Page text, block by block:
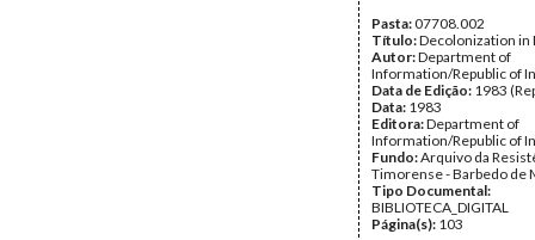
Pasta:07708.002
Título:Decolonization in
Autor:Department of
Information/Republic of
Data de Edição: 1983
Data: 1983
Editora:Department of
Information/Republic of
Fundo:Arquivo da
Timorense - Barbedo de
Tipo Documental:
BIBLIOTECA_DIGITAL
Página(s): 103